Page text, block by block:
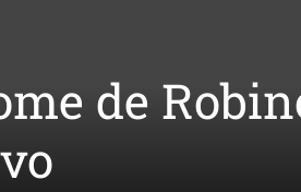
de